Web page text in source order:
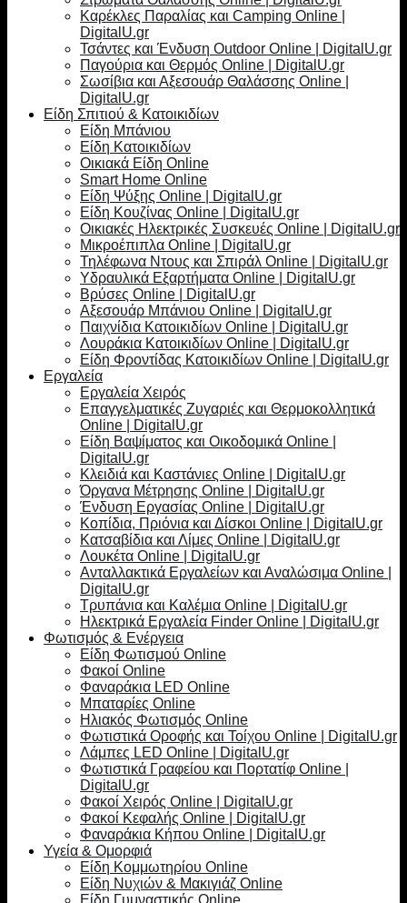
Καρέκλες Παραλίας και Camping Online |
DigitalU.gr
Τσάντες και Ένδυση Outdoor Online | DigitalU.gr
Παγούρια και Θερμός Online | DigitalU.gr
Σωσίβια και Αξεσουάρ Θαλάσσης Online |
DigitalU.gr
Είδη Σπιτιού & Κατοικιδίων
Είδη Μπάνιου
Είδη Κατοικιδίων
Οικιακά Είδη Online
Smart Home Online
Είδη Ψύξης Online | DigitalU.gr
Είδη Κουζίνας Online | DigitalU.gr
Οικιακές Ηλεκτρικές Συσκευές Online | DigitalU.gr
Μικροέπιπλα Online | DigitalU.gr
Τηλέφωνα Ντους και Σπιράλ Online | DigitalU.gr
Υδραυλικά Εξαρτήματα Online | DigitalU.gr
Βρύσες Online | DigitalU.gr
Αξεσουάρ Μπάνιου Online | DigitalU.gr
Παιχνίδια Κατοικιδίων Online | DigitalU.gr
Λουράκια Κατοικιδίων Online | DigitalU.gr
Είδη Φροντίδας Κατοικιδίων Online | DigitalU.gr
Εργαλεία
Εργαλεία Χειρός
Επαγγελματικές Ζυγαριές και Θερμοκολλητικά
Online | DigitalU.gr
Είδη Βαψίματος και Οικοδομικά Online |
DigitalU.gr
Κλειδιά και Καστάνιες Online | DigitalU.gr
Όργανα Μέτρησης Online | DigitalU.gr
Ένδυση Εργασίας Online | DigitalU.gr
Κοπίδια, Πριόνια και Δίσκοι Online | DigitalU.gr
Κατσαβίδια και Λίμες Online | DigitalU.gr
Λουκέτα Online | DigitalU.gr
Ανταλλακτικά Εργαλείων και Αναλώσιμα Online |
DigitalU.gr
Τρυπάνια και Καλέμια Online | DigitalU.gr
Ηλεκτρικά Εργαλεία Finder Online | DigitalU.gr
Φωτισμός & Ενέργεια
Είδη Φωτισμού Online
Φακοί Online
Φαναράκια LED Online
Μπαταρίες Online
Ηλιακός Φωτισμός Online
Φωτιστικά Οροφής και Τοίχου Online | DigitalU.gr
Λάμπες LED Online | DigitalU.gr
Φωτιστικά Γραφείου και Πορτατίφ Online |
DigitalU.gr
Φακοί Χειρός Online | DigitalU.gr
Φακοί Κεφαλής Online | DigitalU.gr
Φαναράκια Κήπου Online | DigitalU.gr
Υγεία & Ομορφιά
Είδη Κομμωτηρίου Online
Είδη Νυχιών & Μακιγιάζ Online